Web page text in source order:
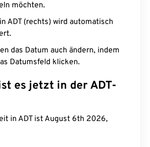
möchten.
ADT (rechts) wird automatisch
das Datum auch ändern, indem
Datumsfeld klicken.
es jetzt in der ADT-
in ADT ist August 6th 2026,